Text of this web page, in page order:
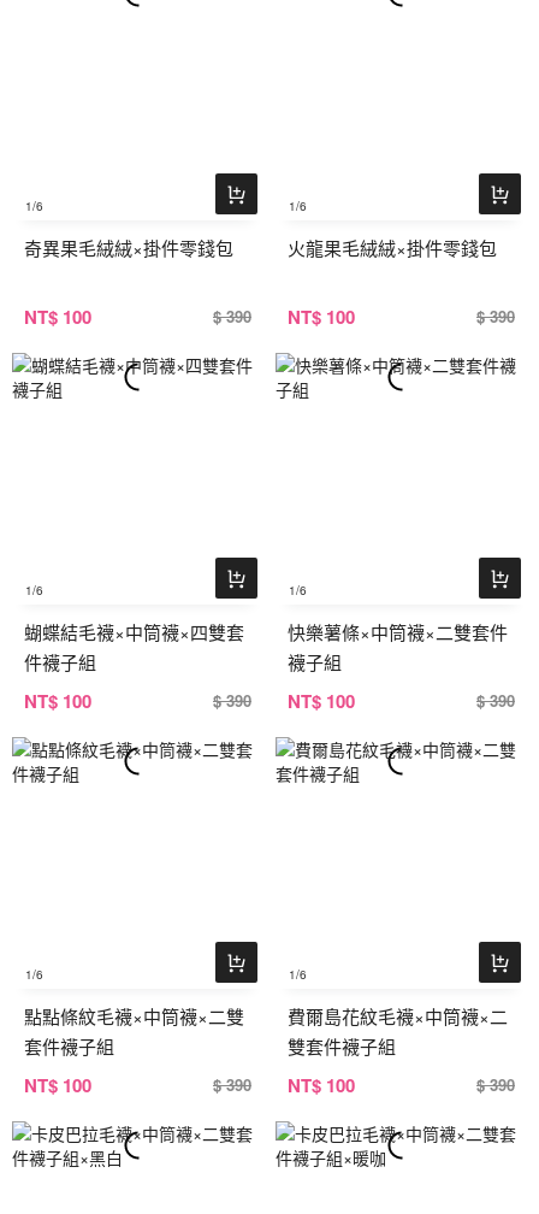
1/6
奇異果毛絨絨×掛件零錢包
NT$ 100 $ 390
1/6
火龍果毛絨絨×掛件零錢包
NT$ 100 $ 390
1/6
蝴蝶結毛襪×中筒襪×四雙套
件襪子組
NT$ 100 $ 390
1/6
快樂薯條×中筒襪×二雙套件
襪子組
NT$ 100 $ 390
1/6
點點條紋毛襪×中筒襪×二雙
套件襪子組
NT$ 100 $ 390
1/6
費爾島花紋毛襪×中筒襪×二
雙套件襪子組
NT$ 100 $ 390